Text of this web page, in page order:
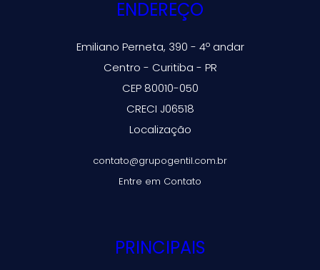
ENDEREÇO
Emiliano Perneta, 390 - 4º andar
Centro - Curitiba - PR
CEP 80010-050
CRECI J06518
Localização
contato@grupogentil.com.br
Entre em Contato
PRINCIPAIS